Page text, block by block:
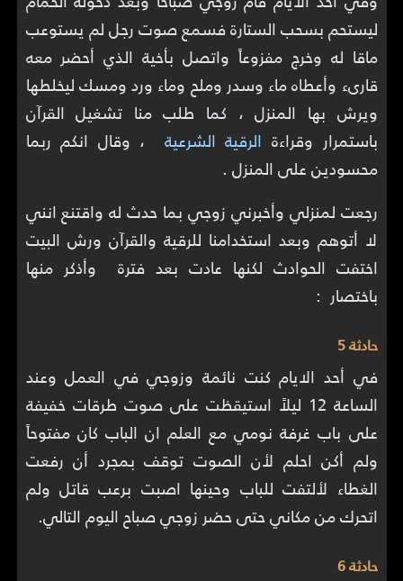
ليستحم بسحب الستارة فسمع صوت رجل لم يستوعب
ماقا له وخرج مفزوعاً واتصل بأخية الذي أحضر معه
قارىء وأعطاه ماء وسدر وملح وماء ورد ومسك ليخلطها
ويرش بها المنزل ، كما طلب منا تشغيل القرآن
باستمرار وقراءة الرقية الشرعية ، وقال انكم ربما
محسودين على المنزل .
رجعت لمنزلي وأخبرني زوجي بما حدث له واقتنع انني
لا أتوهم وبعد استخدامنا للرقية والقرآن ورش البيت
اختفت الحوادث لكنها عادت بعد فترة وأذكر منها
باختصار :
حادثة 5
في أحد الايام كنت نائمة وزوجي في العمل وعند
الساعة 12 ليلاً استيقظت على صوت طرقات خفيفة
على باب غرفة نومي مع العلم ان الباب كان مفتوحاً
ولم أكن احلم لأن الصوت توقف بمجرد أن رفعت
الغطاء لألتفت للباب وحينها اصبت برعب قاتل ولم
اتحرك من مكاني حتى حضر زوجي صباح اليوم التالي.
حادثة 6